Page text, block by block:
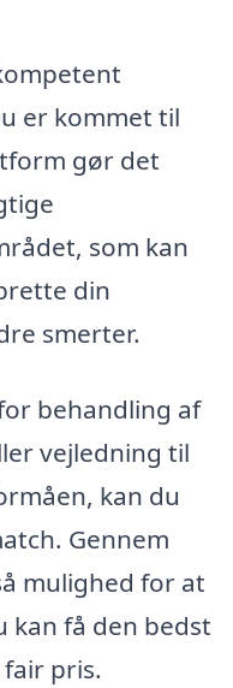
er kommet til
gør det
som kan
din
smerter.
behandling af
vejledning til
kan du
Gennem
mulighed for at
kan få den bedst
pris.